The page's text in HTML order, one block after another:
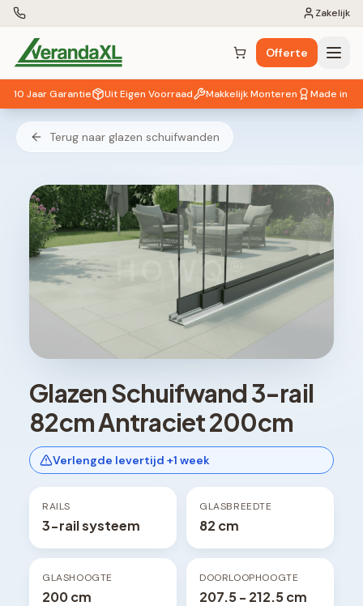
Zakelijk
Winkelwagen ( 0 items)
Offerte
10 Jaar Garantie Uit Eigen Voorraad Makkelijk Monteren Made in EU
Terug naar glazen schuifwanden
HOWQ®
Glazen Schuifwand 3-rail
82cm Antraciet 200cm
Verlengde levertijd +1 week
RAILS
3-rail systeem
GLASBREEDTE
82 cm
GLASHOOGTE
200 cm
DOORLOOPHOOGTE
207.5 - 212.5 cm